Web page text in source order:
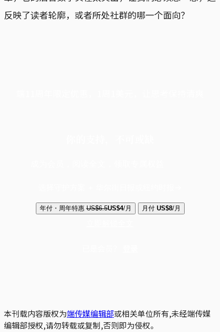
反映了读者轮廓，或者所处社群的哪一个面向？
年付・周年特惠 US$6.5US$4/月 月付 US$8/月
本刊载内容版权为端传媒编辑部或相关单位所有,未经端传媒
编辑部授权,请勿转载或复制,否则即为侵权。